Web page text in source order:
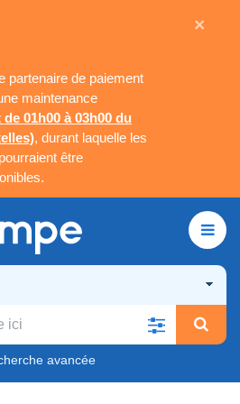
partenaire de paiement
maintenance
de 01h00 à 03h00 du
, durant laquelle les
être
×
avancée